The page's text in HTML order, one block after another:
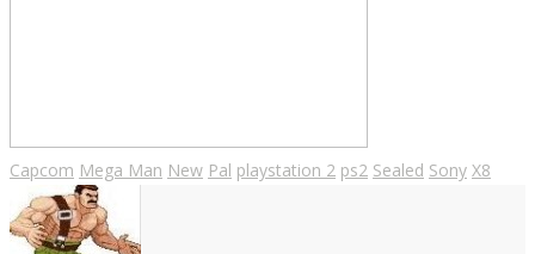
Capcom Mega Man New Pal playstation 2 ps2 Sealed Sony X8